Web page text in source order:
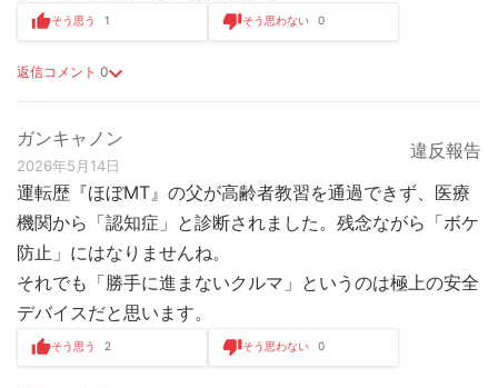
返信コメント 0
そう思う 1 そう思わない 0
ガンキャノン
2026年5月14日
違反報告
運転歴『ほぼMT』の父が高齢者教習を通過できず、医療
機関から「認知症」と診断されました。残念ながら「ボケ
防止」にはなりませんね。
それでも「勝手に進まないクルマ」というのは極上の安全
デバイスだと思います。
そう思う 2 そう思わない 0